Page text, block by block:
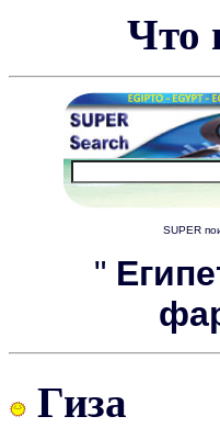
Что
SUPER
"
Гиза